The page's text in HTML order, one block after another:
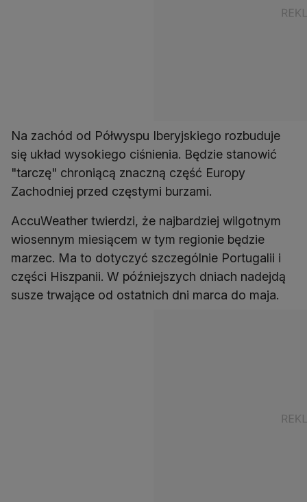
Na zachód od Półwyspu Iberyjskiego rozbuduje
się układ wysokiego ciśnienia. Będzie stanowić
"tarczę" chroniącą znaczną część Europy
Zachodniej przed częstymi burzami.
AccuWeather twierdzi, że najbardziej wilgotnym
wiosennym miesiącem w tym regionie będzie
marzec. Ma to dotyczyć szczególnie Portugalii i
części Hiszpanii. W późniejszych dniach nadejdą
susze trwające od ostatnich dni marca do maja.